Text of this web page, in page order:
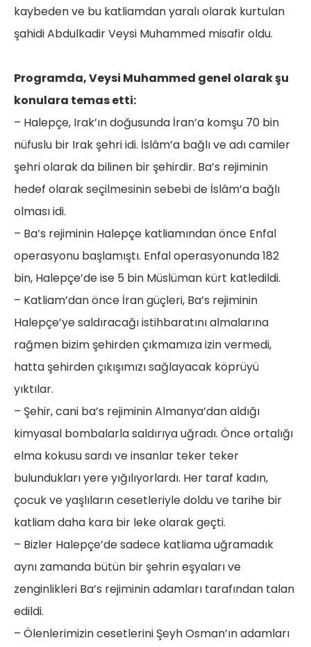
kaybeden ve bu katliamdan yaralı olarak kurtulan
şahidi Abdulkadir Veysi Muhammed misafir oldu.
Programda, Veysi Muhammed genel olarak şu
konulara temas etti:
– Halepçe, Irak’ın doğusunda İran’a komşu 70 bin
nüfuslu bir Irak şehri idi. İslâm’a bağlı ve adı camiler
şehri olarak da bilinen bir şehirdir. Ba’s rejiminin
hedef olarak seçilmesinin sebebi de İslâm’a bağlı
olması idi.
– Ba’s rejiminin Halepçe katliamından önce Enfal
operasyonu başlamıştı. Enfal operasyonunda 182
bin, Halepçe’de ise 5 bin Müslüman kürt katledildi.
– Katliam’dan önce İran güçleri, Ba’s rejiminin
Halepçe’ye saldıracağı istihbaratını almalarına
rağmen bizim şehirden çıkmamıza izin vermedi,
hatta şehirden çıkışımızı sağlayacak köprüyü
yıktılar.
– Şehir, cani ba’s rejiminin Almanya’dan aldığı
kimyasal bombalarla saldırıya uğradı. Önce ortalığı
elma kokusu sardı ve insanlar teker teker
bulundukları yere yığılıyorlardı. Her taraf kadın,
çocuk ve yaşlıların cesetleriyle doldu ve tarihe bir
katliam daha kara bir leke olarak geçti.
– Bizler Halepçe’de sadece katliama uğramadık
aynı zamanda bütün bir şehrin eşyaları ve
zenginlikleri Ba’s rejiminin adamları tarafından talan
edildi.
– Ölenlerimizin cesetlerini Şeyh Osman’ın adamları